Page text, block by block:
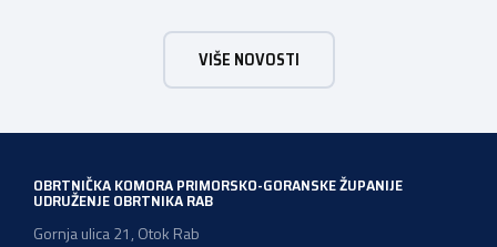
telefona: 051279273
VIŠE NOVOSTI
OBRTNIČKA KOMORA PRIMORSKO-GORANSKE ŽUPANIJE
UDRUŽENJE OBRTNIKA RAB
Gornja ulica 21, Otok Rab